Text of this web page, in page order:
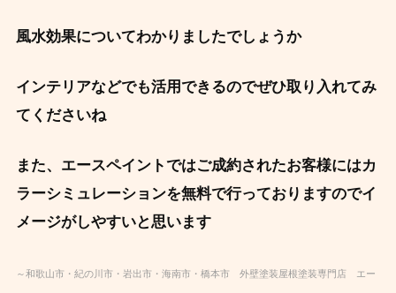
風水効果についてわかりましたでしょうか
インテリアなどでも活用できるのでぜひ取り入れてみ
てくださいね
また、エースペイントではご成約されたお客様にはカ
ラーシミュレーションを無料で行っておりますのでイ
メージがしやすいと思います
～和歌山市・紀の川市・岩出市・海南市・橋本市 外壁塗装屋根塗装専門店 エー